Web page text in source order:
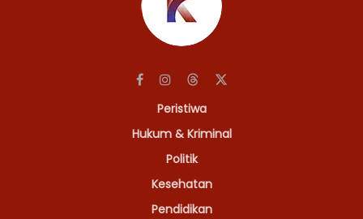
Peristiwa
Hukum & Kriminal
Politik
Kesehatan
Pendidikan